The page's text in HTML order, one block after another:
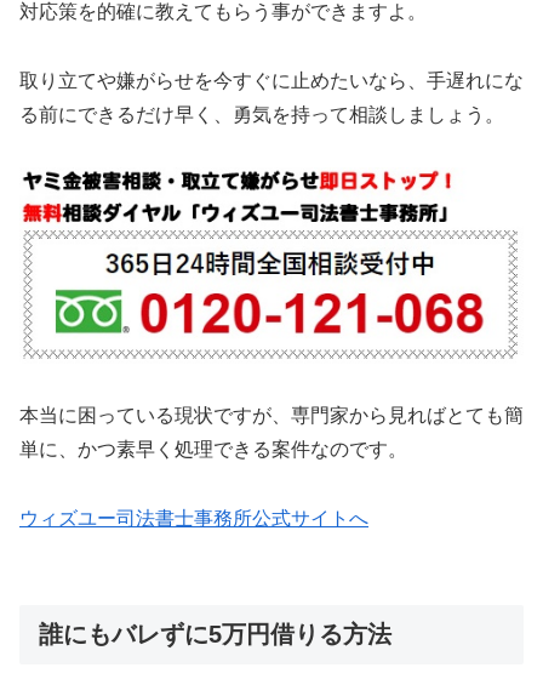
対応策を的確に教えてもらう事ができますよ。
取り立てや嫌がらせを今すぐに止めたいなら、手遅れにな
る前にできるだけ早く、勇気を持って相談しましょう。
本当に困っている現状ですが、専門家から見ればとても簡
単に、かつ素早く処理できる案件なのです。
ウィズユー司法書士事務所公式サイトへ
誰にもバレずに5万円借りる方法